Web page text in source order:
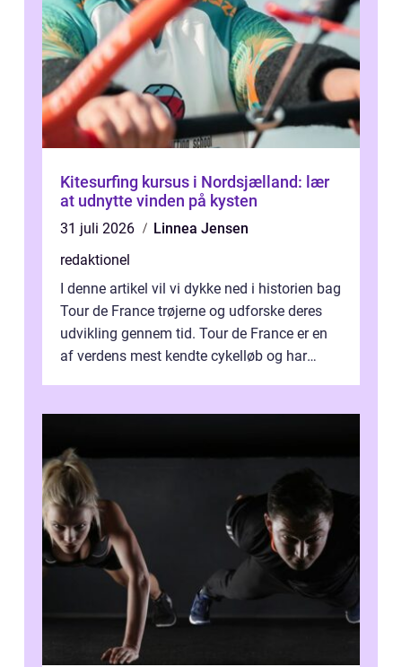
Kitesurfing kursus i Nordsjælland: lær
at udnytte vinden på kysten
31 juli 2026
Linnea Jensen
redaktionel
I denne artikel vil vi dykke ned i historien bag
Tour de France trøjerne og udforske deres
udvikling gennem tid. Tour de France er en
af verdens mest kendte cykelløb og har